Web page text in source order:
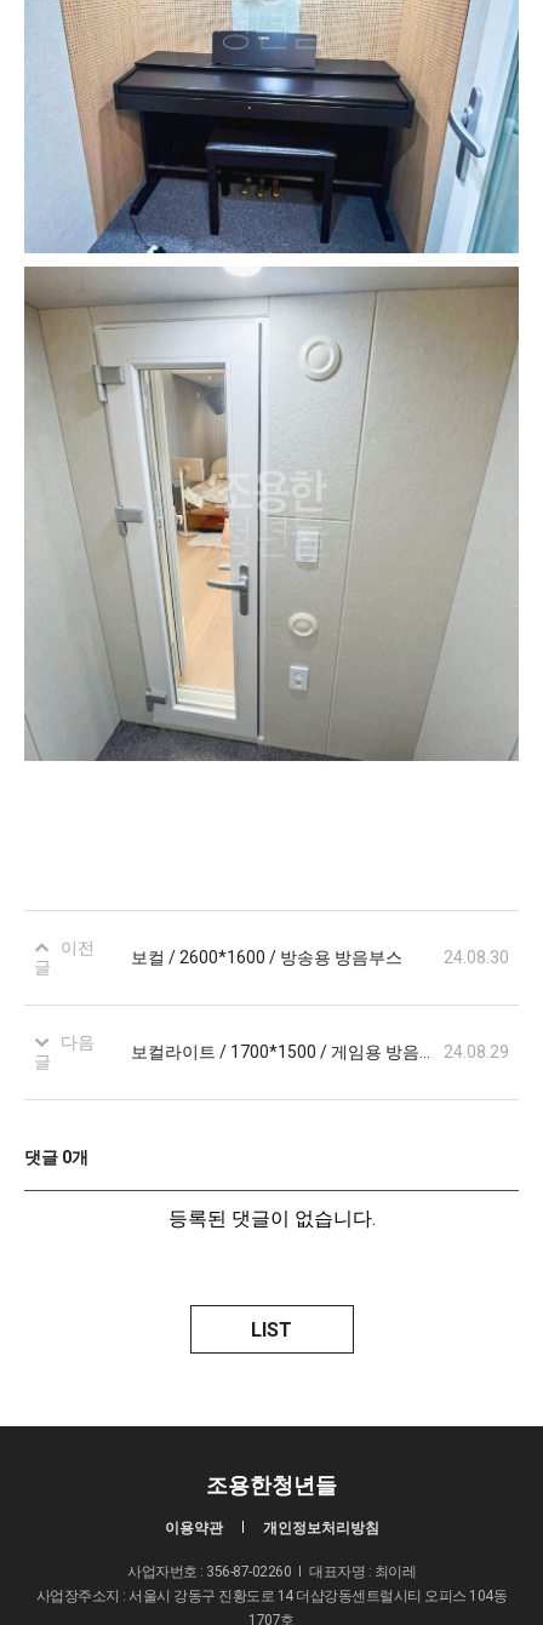
이전
글
보컬 / 2600*1600 / 방송용 방음부스 24.08.30
다음
글
24.08.29
댓글 0개
등록된 댓글이 없습니다.
LIST
조용한청년들
이용약관 개인정보처리방침
사업자번호 : 356-87-02260
대표자명 : 최이레
사업장주소지 : 서울시 강동구 진황도로 14 더샵강동센트럴시티 오피스 104동
1707호